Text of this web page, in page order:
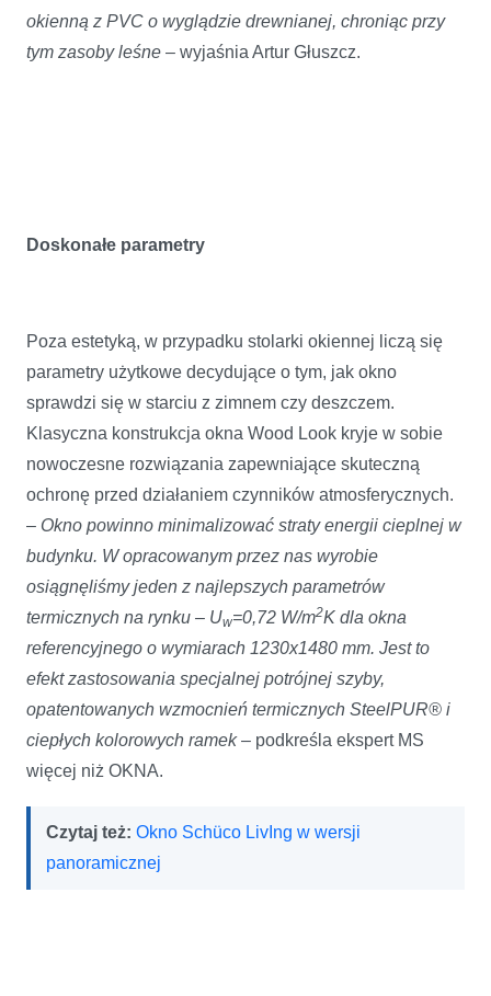
okienną z PVC o wyglądzie drewnianej, chroniąc przy
tym zasoby leśne – wyjaśnia Artur Głuszcz.
Doskonałe parametry
Poza estetyką, w przypadku stolarki okiennej liczą się
parametry użytkowe decydujące o tym, jak okno
sprawdzi się w starciu z zimnem czy deszczem.
Klasyczna konstrukcja okna Wood Look kryje w sobie
nowoczesne rozwiązania zapewniające skuteczną
ochronę przed działaniem czynników atmosferycznych.
– Okno powinno minimalizować straty energii cieplnej w
budynku. W opracowanym przez nas wyrobie
osiągnęliśmy jeden z najlepszych parametrów
termicznych na rynku – Uw=0,72 W/m2K dla okna
referencyjnego o wymiarach 1230x1480 mm. Jest to
efekt zastosowania specjalnej potrójnej szyby,
opatentowanych wzmocnień termicznych SteelPUR® i
ciepłych kolorowych ramek– podkreśla ekspert MS
więcej niż OKNA.
Czytaj też: Okno Schüco LivIng w wersji
panoramicznej